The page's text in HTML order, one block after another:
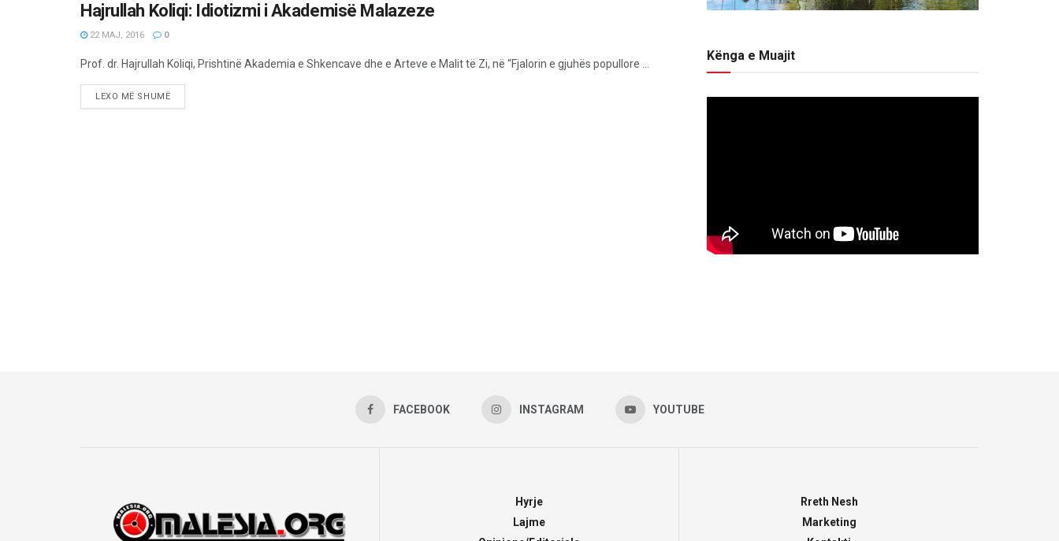
OPINIONE/EDITORIALE
Hajrullah Koliqi: Idiotizmi i Akademisë Malazeze
22 MAJ, 2016 0
Prof. dr. Hajrullah Koliqi, Prishtinë Akademia e Shkencave dhe e Arteve e Malit të Zi, në “Fjalorin e gjuhës popullore ...
LEXO MË SHUMË
Kënga e Muajit
FACEBOOK INSTAGRAM YOUTUBE
Hyrje
Lajme
Rreth Nesh
Marketing